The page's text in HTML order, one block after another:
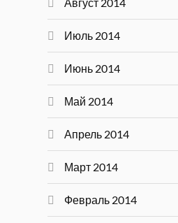
Июль 2014
Июнь 2014
Май 2014
Апрель 2014
Март 2014
Февраль 2014